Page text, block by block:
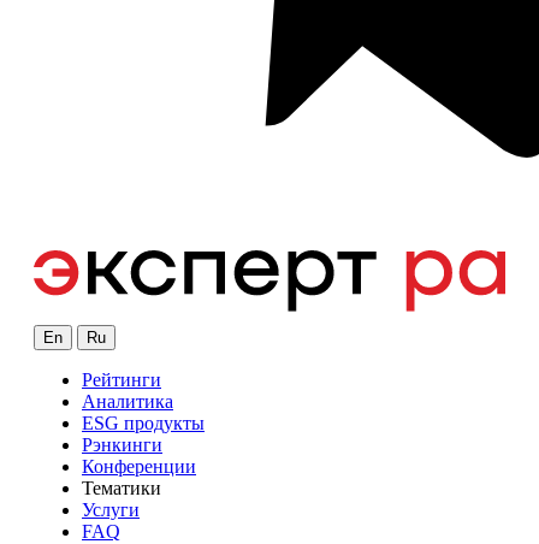
En Ru
Рейтинги
Аналитика
ESG продукты
Рэнкинги
Конференции
Тематики
Услуги
FAQ